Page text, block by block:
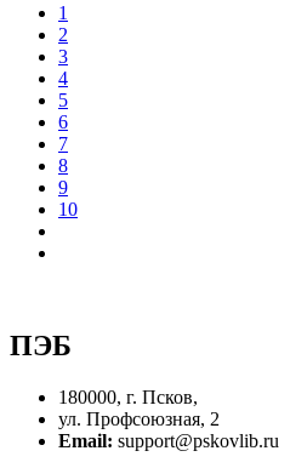
1
2
3
4
5
6
7
8
9
10
ПЭБ
180000, г. Псков,
ул. Профсоюзная, 2
Email: support@pskovlib.ru